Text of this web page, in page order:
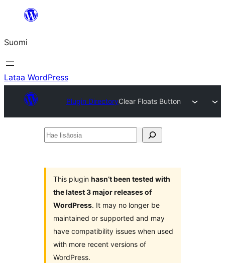
Suomi
Lataa WordPress
Plugin DirectoryClear Floats Button
Hae
This plugin hasn’t been tested with
the latest 3 major releases of
WordPress. It may no longer be
maintained or supported and may
have compatibility issues when used
with more recent versions of
WordPress.